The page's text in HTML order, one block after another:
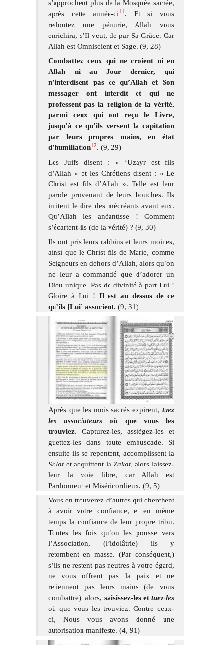
s’approchent plus de la Mosquée sacrée,
après cette année-ci11. Et si vous
redoutez une pénurie, Allah vous
enrichira, s’Il veut, de par Sa Grâce. Car
Allah est Omniscient et Sage. (9, 28)
Combattez ceux qui ne croient ni en
Allah ni au Jour dernier, qui
n’interdisent pas ce qu’Allah et Son
messager ont interdit et qui ne
professent pas la religion de la vérité,
parmi ceux qui ont reçu le Livre,
jusqu’à ce qu’ils versent la capitation
par leurs propres mains, en état
d’humiliation12. (9, 29)
Les Juifs disent : « ‘Uzayr est fils
d’Allah » et les Chrétiens disent : « Le
Christ est fils d’Allah ». Telle est leur
parole provenant de leurs bouches. Ils
imitent le dire des mécréants avant eux.
Qu’Allah les anéantisse ! Comment
s’écartent-ils (de la vérité) ? (9, 30)
Ils ont pris leurs rabbins et leurs moines,
ainsi que le Christ fils de Marie, comme
Seigneurs en dehors d’Allah, alors qu’on
ne leur a commandé que d’adorer un
Dieu unique. Pas de divinité à part Lui !
Gloire à Lui ! Il est au dessus de ce
qu’ils [Lui] associent. (9, 31)
Après que les mois sacrés expirent, tuez
les associateurs où que vous les
trouviez. Capturez-les, assiégez-les et
guettez-les dans toute embuscade. Si
ensuite ils se repentent, accomplissent la
Salatet acquittent la Zakat, alors laissez-
leur la voie libre, car Allah est
Pardonneur et Miséricordieux. (9, 5)
Vous en trouverez d’autres qui cherchent
à avoir votre confiance, et en même
temps la confiance de leur propre tribu.
Toutes les fois qu’on les pousse vers
l’Association, (l’idolâtrie) ils y
retombent en masse. (Par conséquent,)
s’ils ne restent pas neutres à votre égard,
ne vous offrent pas la paix et ne
retiennent pas leurs mains (de vous
combattre), alors, saisissez-les et tuez-les
où que vous les trouviez. Contre ceux-
ci, Nous vous avons donné une
autorisation manifeste. (4, 91)